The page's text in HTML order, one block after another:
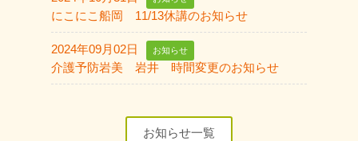
にこにこ船岡 11/13休講のお知らせ
2024年09月02日 お知らせ
介護予防岩美 岩井 時間変更のお知らせ
お知らせ一覧